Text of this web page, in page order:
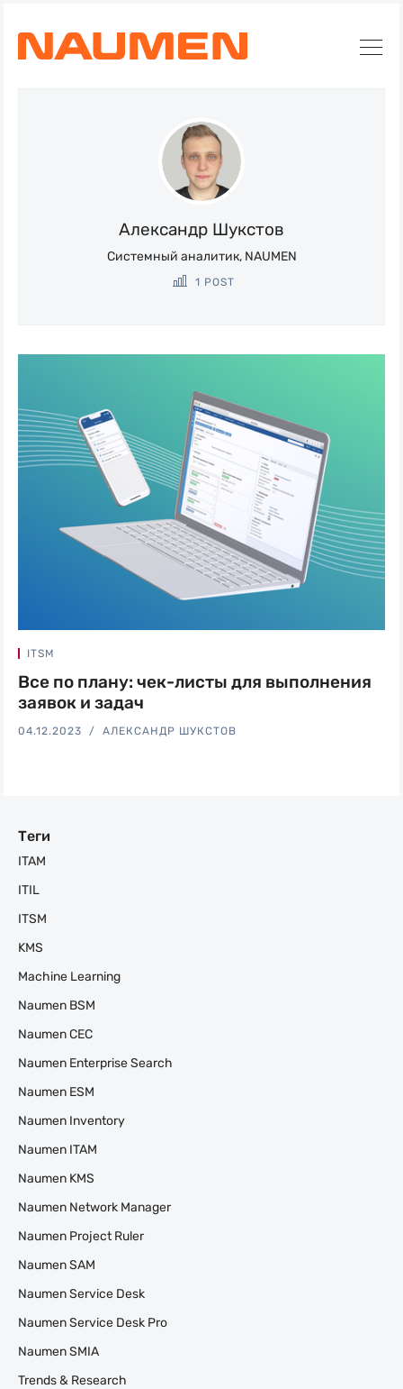
Искать
Блог
Naumen:
service
desk,
ITAM,
Александр Шукстов
Системный аналитик, NAUMEN
1 POST
ITSM
Все по плану: чек-листы для выполнения
заявок и задач
04.12.2023 АЛЕКСАНДР ШУКСТОВ
Теги
ITAM
ITIL
ITSM
KMS
Machine Learning
Naumen BSM
Naumen CEC
Naumen Enterprise Search
Naumen ESM
Naumen Inventory
Naumen ITAM
Naumen KMS
Naumen Network Manager
Naumen Project Ruler
Naumen SAM
Naumen Service Desk
Naumen Service Desk Pro
Naumen SMIA
Trends & Research